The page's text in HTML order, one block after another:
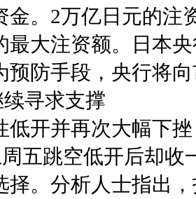
金。2万亿日元的注
最大注资额。日本
预防手段，央行将
寻求支撑
低开并再次大幅下
五跳空低开后却
择。分析人士指出